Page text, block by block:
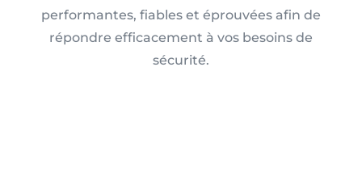
performantes, fiables et éprouvées afin de
répondre efficacement à vos besoins de
sécurité.